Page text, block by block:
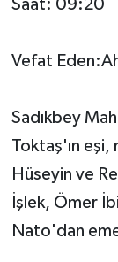
Saat: 09:20
Vefat
Sadıkbey
Toktaş'ın
Hüseyin ve
İşlek, Ömer
Nato'dan